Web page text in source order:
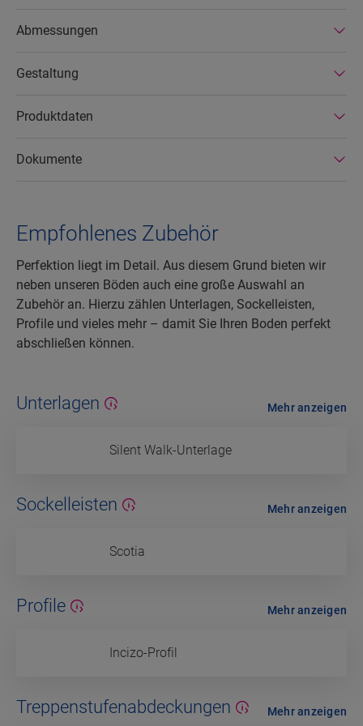
hergestellt werden. Die Laminatböden von Quick-
erweiterte Produktgarantie abgedeckt. Außerdem
entfernen.
Abmessungen
Gestaltung
Produktdaten
Dokumente
Empfohlenes Zubehör
Perfektion liegt im Detail. Aus diesem Grund bieten wir
neben unseren Böden auch eine große Auswahl an
Zubehör an. Hierzu zählen Unterlagen, Sockelleisten,
Profile und vieles mehr – damit Sie Ihren Boden perfekt
abschließen können.
Unterlagen
Silent Walk-Unterlage
Mehr anzeigen
Sockelleisten
Scotia
Mehr anzeigen
Profile
Incizo-Profil
Mehr anzeigen
Treppenstufenabdeckungen Mehr anzeigen